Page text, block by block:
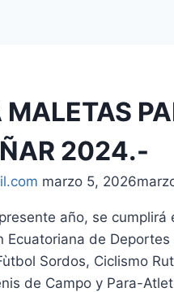
2024.-
marzo 5, 2026
año, se
de
Sordos, Ciclismo
de Campo y Para-